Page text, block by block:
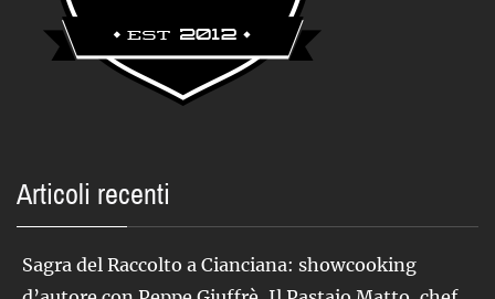
Articoli recenti
Sagra del Raccolto a Cianciana: showcooking